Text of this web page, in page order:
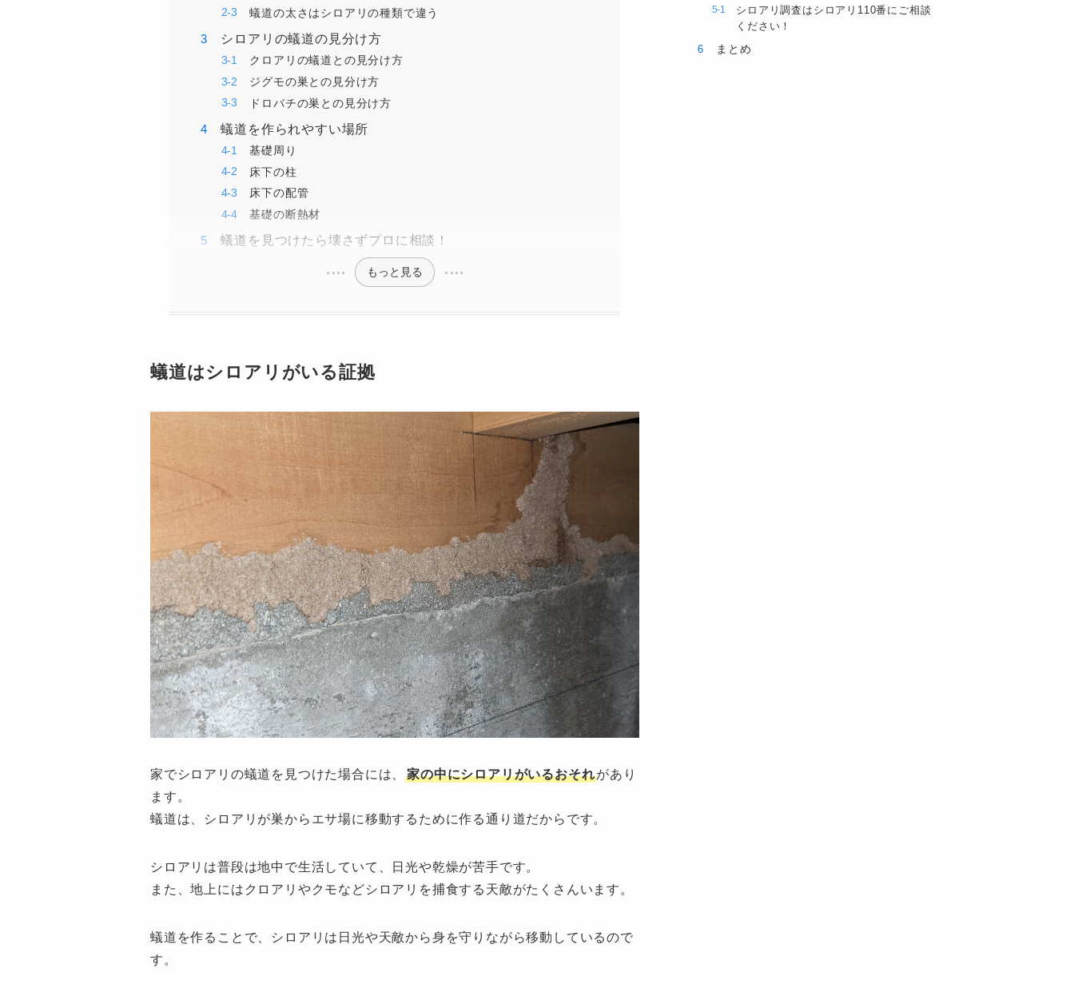
蟻道の太さはシロアリの種類で違う
シロアリの蟻道の見分け方
クロアリの蟻道との見分け方
ジグモの巣との見分け方
ドロバチの巣との見分け方
蟻道を作られやすい場所
基礎周り
床下の柱
床下の配管
基礎の断熱材
蟻道を見つけたら壊さずプロに相談！
もっと見る
蟻道はシロアリがいる証拠
家でシロアリの蟻道を見つけた場合には、家の中にシロアリがいるおそれがあり
ます。
蟻道は、シロアリが巣からエサ場に移動するために作る通り道だからです。
シロアリは普段は地中で生活していて、日光や乾燥が苦手です。
また、地上にはクロアリやクモなどシロアリを捕食する天敵がたくさんいます。
蟻道を作ることで、シロアリは日光や天敵から身を守りながら移動しているので
す。
シロアリ調査はシロアリ110番にご相談
ください！
まとめ